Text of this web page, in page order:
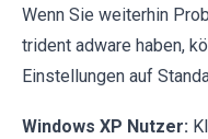
Wenn Sie weiterhin
trident adware haben,
Einstellungen auf
Windows XP Nutzer: